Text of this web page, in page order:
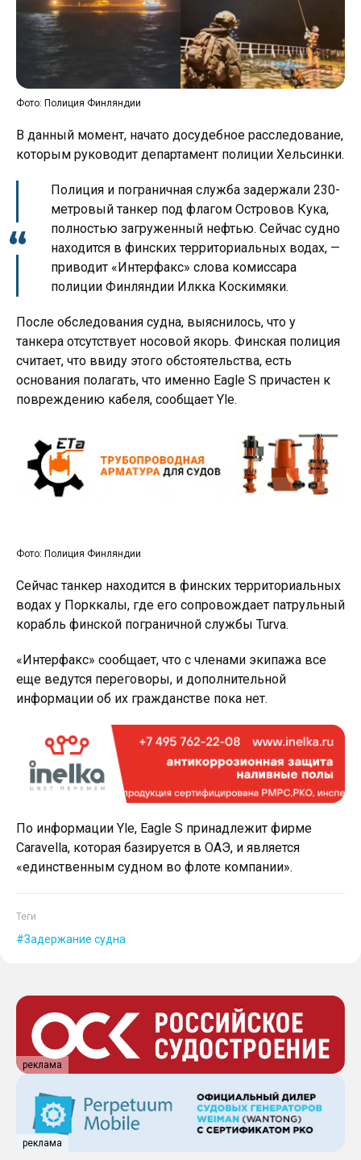
Фото: Полиция Финляндии
В данный момент, начато досудебное расследование,
которым руководит департамент полиции Хельсинки.
Полиция и пограничная служба задержали 230-
метровый танкер под флагом Островов Кука,
полностью загруженный нефтью. Сейчас судно
находится в финских территориальных водах, —
приводит «Интерфакс» слова комиссара
полиции Финляндии Илкка Коскимяки.
После обследования судна, выяснилось, что у
танкера отсутствует носовой якорь. Финская полиция
считает, что ввиду этого обстоятельства, есть
основания полагать, что именно Eagle S причастен к
повреждению кабеля, сообщает Yle.
Фото: Полиция Финляндии
Сейчас танкер находится в финских территориальных
водах у Порккалы, где его сопровождает патрульный
корабль финской пограничной службы Turva.
«Интерфакс» сообщает, что с членами экипажа все
еще ведутся переговоры, и дополнительной
информации об их гражданстве пока нет.
По информации Yle, Eagle S принадлежит фирме
Caravella, которая базируется в ОАЭ, и является
«единственным судном во флоте компании».
Теги
Задержание судна
реклама
реклама